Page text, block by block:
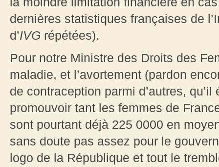
dernières statistiques françaises de
d’IVG répétées).
Pour notre Ministre des Droits des
maladie, et l’avortement (pardon
de contraception parmi d’autres,
promouvoir tant les femmes de
sont pourtant déjà 225 0000 en
sans doute pas assez pour le
logo de la République et tout le